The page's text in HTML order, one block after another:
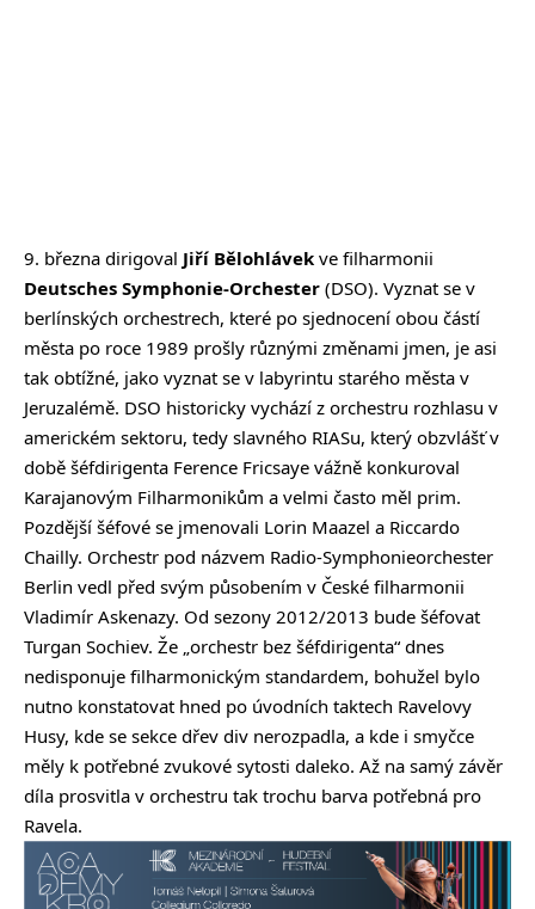
9. března dirigoval Jiří Bělohlávek ve filharmonii
Deutsches Symphonie-Orchester (DSO). Vyznat se v
berlínských orchestrech, které po sjednocení obou částí
města po roce 1989 prošly různými změnami jmen, je asi
tak obtížné, jako vyznat se v labyrintu starého města v
Jeruzalémě. DSO historicky vychází z orchestru rozhlasu v
americkém sektoru, tedy slavného RIASu, který obzvlášť v
době šéfdirigenta Ference Fricsaye vážně konkuroval
Karajanovým Filharmonikům a velmi často měl prim.
Pozdější šéfové se jmenovali Lorin Maazel a Riccardo
Chailly. Orchestr pod názvem Radio-Symphonieorchester
Berlin vedl před svým působením v České filharmonii
Vladimír Askenazy. Od sezony 2012/2013 bude šéfovat
Turgan Sochiev. Že „orchestr bez šéfdirigenta“ dnes
nedisponuje filharmonickým standardem, bohužel bylo
nutno konstatovat hned po úvodních taktech Ravelovy
Husy, kde se sekce dřev div nerozpadla, a kde i smyčce
měly k potřebné zvukové sytosti daleko. Až na samý závěr
díla prosvitla v orchestru tak trochu barva potřebná pro
Ravela.